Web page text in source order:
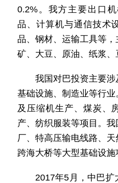
0.2%。我方主要出口
品、计算机与通信技术
品、钢材、运输工具等
矿、大豆、原油、纸浆、
我国对巴投资主要涉
基础设施、制造业等行
及压缩机生产、煤炭、
产、纺织服装等项目。
厂、特高压输电线路、天
跨海大桥等大型基础设施
2017年5月，中巴扩